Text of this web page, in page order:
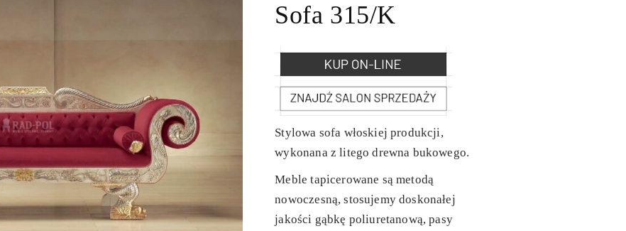
Tkaniny
Katalog
Kuchnie
Sofa 315/K
Stylowa sofa włoskiej produkcji,
wykonana z litego drewna bukowego.
Meble tapicerowane są metodą
nowoczesną, stosujemy doskonałej
jakości gąbkę poliuretanową, pasy